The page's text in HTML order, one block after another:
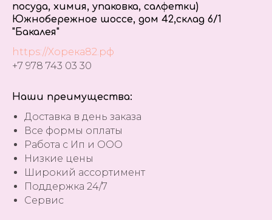
посуда, химия, упаковка, салфетки)
Южнобережное шоссе, дом 42,склад 6/1
"Бакалея"
https://Хорека82.рф
+7 978 743 03 30
Наши преимущества:
Доставка в день заказа
Все формы оплаты
Работа с Ип и ООО
Низкие цены
Широкий ассортимент
Поддержка 24/7
Сервис